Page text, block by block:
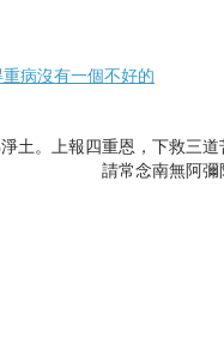
病沒有一個不好的
土。上報四重恩，下救三
請常念南無阿彌